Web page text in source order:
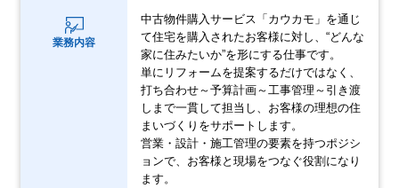
業務内容
中古物件購入サービス「カウカモ」を通じ
て住宅を購入されたお客様に対し、“どんな
家に住みたいか”を形にする仕事です。
単にリフォームを提案するだけではなく、
打ち合わせ～予算計画～工事管理～引き渡
しまで一貫して担当し、お客様の理想の住
まいづくりをサポートします。
営業・設計・施工管理の要素を持つポジシ
ョンで、お客様と現場をつなぐ役割になり
ます。